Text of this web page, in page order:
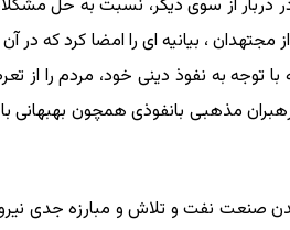
مجتهدان ، بیانیه ای را امضا کرد که
توجه به نفوذ دینی خود، مردم را از
مذهبی بانفوذی همچون بهبهانی با
نفت و تلاش و مبارزه جدی